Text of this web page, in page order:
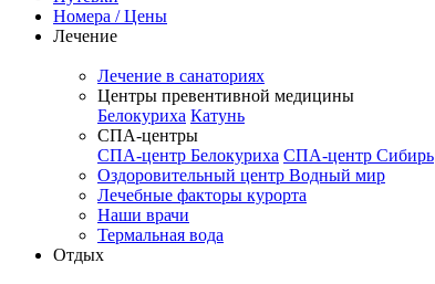
Номера / Цены
Лечение
Лечение в санаториях
Центры превентивной медицины
Белокуриха Катунь
СПА-центры
СПА-центр Белокуриха СПА-центр Сибирь
Оздоровительный центр Водный мир
Лечебные факторы курорта
Наши врачи
Термальная вода
Отдых